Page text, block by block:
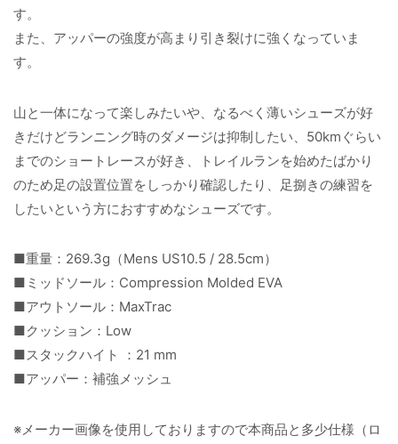
す。
また、アッパーの強度が高まり引き裂けに強くなっていま
す。
山と一体になって楽しみたいや、なるべく薄いシューズが好
きだけどランニング時のダメージは抑制したい、50kmぐらい
までのショートレースが好き、トレイルランを始めたばかり
のため足の設置位置をしっかり確認したり、足捌きの練習を
したいという方におすすめなシューズです。
■重量：269.3g（Mens US10.5 / 28.5cm）
■ミッドソール：Compression Molded EVA
■アウトソール：MaxTrac
■クッション：Low
■スタックハイト ：21 mm
■アッパー：補強メッシュ
※メーカー画像を使用しておりますので本商品と多少仕様（ロ